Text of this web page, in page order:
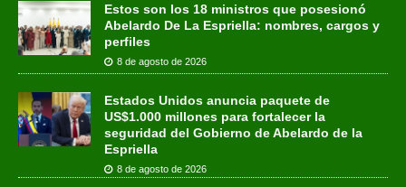
Estos son los 18 ministros que posesionó
Abelardo De La Espriella: nombres, cargos y
perfiles
8 de agosto de 2026
Estados Unidos anuncia paquete de
US$1.000 millones para fortalecer la
seguridad del Gobierno de Abelardo de la
Espriella
8 de agosto de 2026